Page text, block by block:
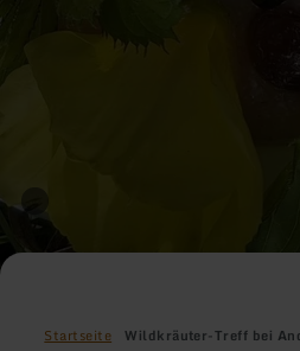
Startseite Wildkräuter-Treff bei